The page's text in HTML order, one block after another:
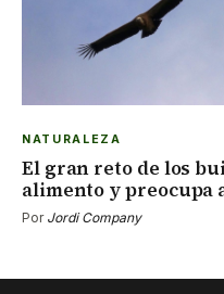
NATURALEZA
El gran reto de los
alimento y preocupa
Por Jordi Company